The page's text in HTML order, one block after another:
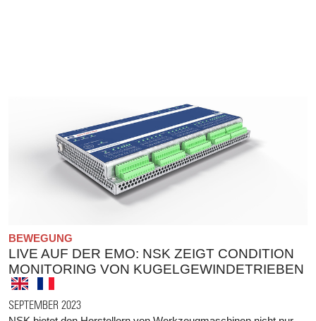
BEWEGUNG
LIVE AUF DER EMO: NSK ZEIGT CONDITION
MONITORING VON KUGELGEWINDETRIEBEN
SEPTEMBER 2023